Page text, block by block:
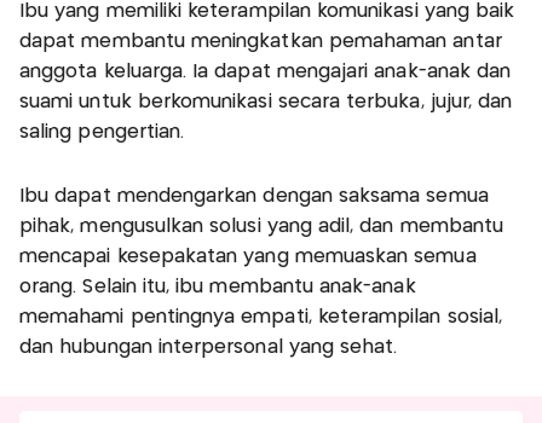
Ibu yang memiliki keterampilan komunikasi yang baik
dapat membantu meningkatkan pemahaman antar
anggota keluarga. Ia dapat mengajari anak-anak dan
suami untuk berkomunikasi secara terbuka, jujur, dan
saling pengertian.
Ibu dapat mendengarkan dengan saksama semua
pihak, mengusulkan solusi yang adil, dan membantu
mencapai kesepakatan yang memuaskan semua
orang. Selain itu, ibu membantu anak-anak
memahami pentingnya empati, keterampilan sosial,
dan hubungan interpersonal yang sehat.